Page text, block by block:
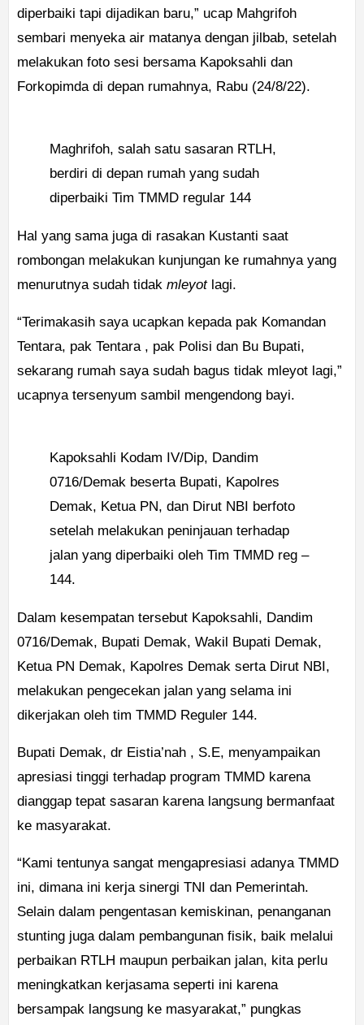
diperbaiki tapi dijadikan baru,” ucap Mahgrifoh
sembari menyeka air matanya dengan jilbab, setelah
melakukan foto sesi bersama Kapoksahli dan
Forkopimda di depan rumahnya, Rabu (24/8/22).
Maghrifoh, salah satu sasaran RTLH,
berdiri di depan rumah yang sudah
diperbaiki Tim TMMD regular 144
Hal yang sama juga di rasakan Kustanti saat
rombongan melakukan kunjungan ke rumahnya yang
menurutnya sudah tidak mleyotlagi.
“Terimakasih saya ucapkan kepada pak Komandan
Tentara, pak Tentara , pak Polisi dan Bu Bupati,
sekarang rumah saya sudah bagus tidak mleyot lagi,”
ucapnya tersenyum sambil mengendong bayi.
Kapoksahli Kodam IV/Dip, Dandim
0716/Demak beserta Bupati, Kapolres
Demak, Ketua PN, dan Dirut NBI berfoto
setelah melakukan peninjauan terhadap
jalan yang diperbaiki oleh Tim TMMD reg –
144.
Dalam kesempatan tersebut Kapoksahli, Dandim
0716/Demak, Bupati Demak, Wakil Bupati Demak,
Ketua PN Demak, Kapolres Demak serta Dirut NBI,
melakukan pengecekan jalan yang selama ini
dikerjakan oleh tim TMMD Reguler 144.
Bupati Demak, dr Eistia’nah , S.E, menyampaikan
apresiasi tinggi terhadap program TMMD karena
dianggap tepat sasaran karena langsung bermanfaat
ke masyarakat.
“Kami tentunya sangat mengapresiasi adanya TMMD
ini, dimana ini kerja sinergi TNI dan Pemerintah.
Selain dalam pengentasan kemiskinan, penanganan
stunting juga dalam pembangunan fisik, baik melalui
perbaikan RTLH maupun perbaikan jalan, kita perlu
meningkatkan kerjasama seperti ini karena
bersampak langsung ke masyarakat,” pungkas